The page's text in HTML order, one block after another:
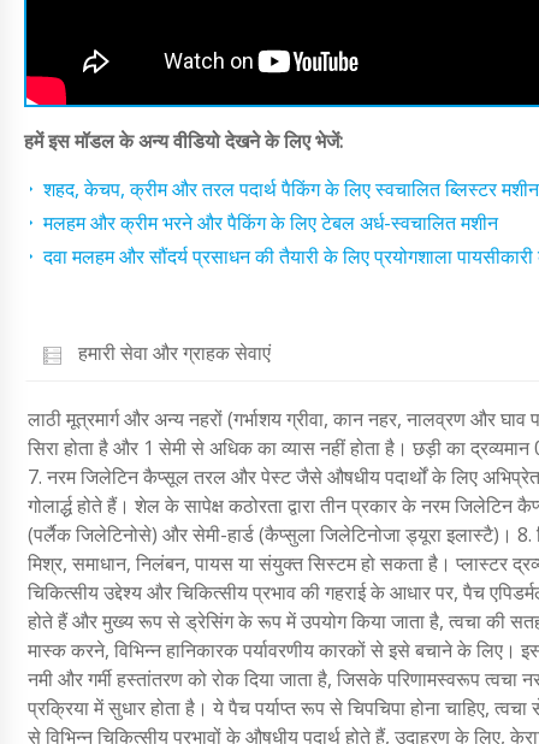
हमें इस मॉडल के अन्य वीडियो देखने के लिए भेजें:
शहद, केचप, क्रीम और तरल पदार्थ पैकिंग के लिए स्वचालित ब्लिस्टर मशीन
मलहम और क्रीम भरने और पैकिंग के लिए टेबल अर्ध-स्वचालित मशीन
दवा मलहम और सौंदर्य प्रसाधन की तैयारी के लिए प्रयोगशाला
हमारी सेवा और ग्राहक सेवाएं
लाठी मूत्रमार्ग और अन्य नहरों (गर्भाशय ग्रीवा, कान नहर, नालव्रण और
सिरा होता है और 1 सेमी से अधिक का व्यास नहीं होता है। छड़ी का द्रव्यमान
7. नरम जिलेटिन कैप्सूल तरल और पेस्ट जैसे औषधीय पदार्थों के लिए
गोलार्द्ध होते हैं। शेल के सापेक्ष कठोरता द्वारा तीन प्रकार के नरम
(पर्लैक जिलेटिनोसे) और सेमी-हार्ड (कैप्सुला जिलेटिनोजा ड्यूरा इलास्टै)।
मिश्र, समाधान, निलंबन, पायस या संयुक्त सिस्टम हो सकता है। प्लास्टर
चिकित्सीय उद्देश्य और चिकित्सीय प्रभाव की गहराई के आधार पर, पैच
होते हैं और मुख्य रूप से ड्रेसिंग के रूप में उपयोग किया जाता है, त्वचा की
मास्क करने, विभिन्न हानिकारक पर्यावरणीय कारकों से इसे बचाने के लिए।
नमी और गर्मी हस्तांतरण को रोक दिया जाता है, जिसके परिणामस्वरूप त्वचा
प्रक्रिया में सुधार होता है। ये पैच पर्याप्त रूप से चिपचिपा होना चाहिए,
से विभिन्न चिकित्सीय प्रभावों के औषधीय पदार्थ होते हैं, उदाहरण के लिए,